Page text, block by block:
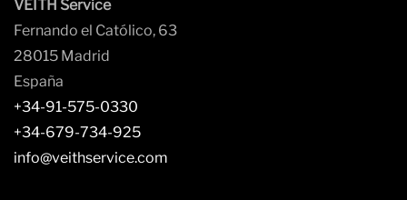
VEITH Service
Fernando el Católico, 63
28015 Madrid
España
+34-91-575-0330
+34-679-734-925
info@veithservice.com